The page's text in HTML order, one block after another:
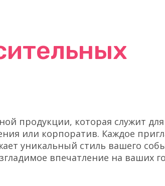
продукции, которая служит
или корпоратив. Каждое
уникальный стиль вашего
впечатление на ваших